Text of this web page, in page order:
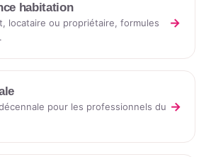
habitation
locataire ou propriétaire, formules
→
pour les professionnels du →